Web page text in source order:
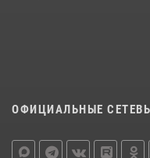
ОФИЦИАЛЬНЫЕ